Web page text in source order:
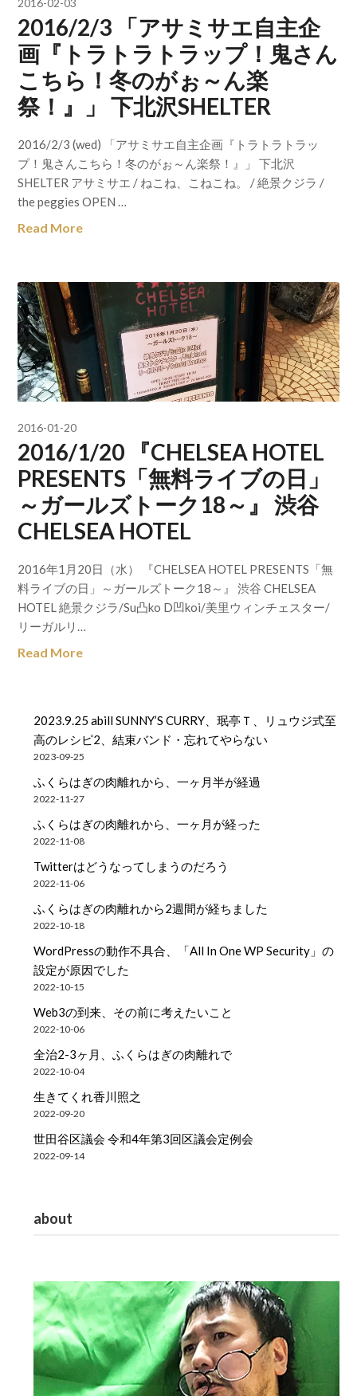
2016-02-03
2016/2/3 「アサミサエ自主企
画『トラトラトラップ！鬼さん
こちら！冬のがぉ～ん楽
祭！』」 下北沢SHELTER
2016/2/3 (wed) 「アサミサエ自主企画『トラトラトラッ
プ！鬼さんこちら！冬のがぉ～ん楽祭！』」 下北沢
SHELTER アサミサエ / ねこね、こねこね。 / 絶景クジラ /
the peggies OPEN …
Read More
2016-01-20
2016/1/20 『CHELSEA HOTEL
PRESENTS「無料ライブの日」
～ガールズトーク18～』 渋谷
CHELSEA HOTEL
2016年1月20日（水） 『CHELSEA HOTEL PRESENTS「無
料ライブの日」～ガールズトーク18～』 渋谷 CHELSEA
HOTEL 絶景クジラ/Su凸ko D凹koi/美里ウィンチェスター/
リーガルリ…
Read More
2023.9.25 abill SUNNY’S CURRY、珉亭Ｔ、リュウジ式至
高のレシピ2、結束バンド・忘れてやらない
2023-09-25
ふくらはぎの肉離れから、一ヶ月半が経過
2022-11-27
ふくらはぎの肉離れから、一ヶ月が経った
2022-11-08
Twitterはどうなってしまうのだろう
2022-11-06
ふくらはぎの肉離れから2週間が経ちました
2022-10-18
WordPressの動作不具合、「All In One WP Security」の
設定が原因でした
2022-10-15
Web3の到来、その前に考えたいこと
2022-10-06
全治2-3ヶ月、ふくらはぎの肉離れで
2022-10-04
生きてくれ香川照之
2022-09-20
世田谷区議会 令和4年第3回区議会定例会
2022-09-14
about